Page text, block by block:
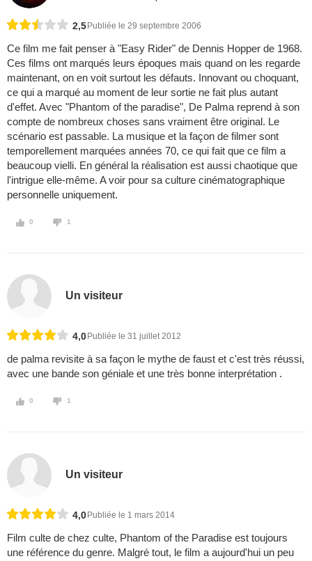
2,5 Publiée le 29 septembre 2006
Ce film me fait penser à "Easy Rider" de Dennis Hopper de 1968.
Ces films ont marqués leurs époques mais quand on les regarde
maintenant, on en voit surtout les défauts. Innovant ou choquant,
ce qui a marqué au moment de leur sortie ne fait plus autant
d'effet. Avec "Phantom of the paradise", De Palma reprend à son
compte de nombreux choses sans vraiment être original. Le
scénario est passable. La musique et la façon de filmer sont
temporellement marquées années 70, ce qui fait que ce film a
beaucoup vielli. En général la réalisation est aussi chaotique que
l'intrigue elle-même. A voir pour sa culture cinématographique
personnelle uniquement.
0 1
Un visiteur
4,0 Publiée le 31 juillet 2012
de palma revisite à sa façon le mythe de faust et c'est très réussi,
avec une bande son géniale et une très bonne interprétation .
0 1
Un visiteur
4,0 Publiée le 1 mars 2014
Film culte de chez culte, Phantom of the Paradise est toujours
une référence du genre. Malgré tout, le film a aujourd'hui un peu